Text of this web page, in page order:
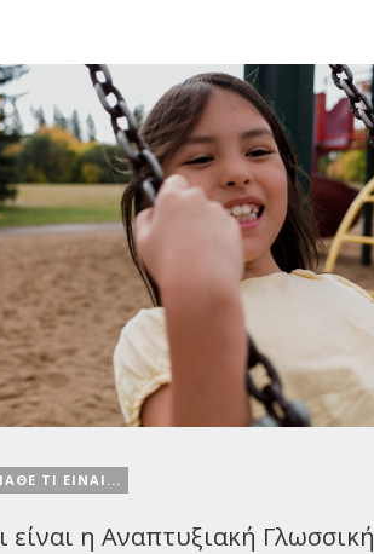
ΤΙ ΕΙΝΑΙ...
είναι η Αναπτυξιακή Γλωσσική